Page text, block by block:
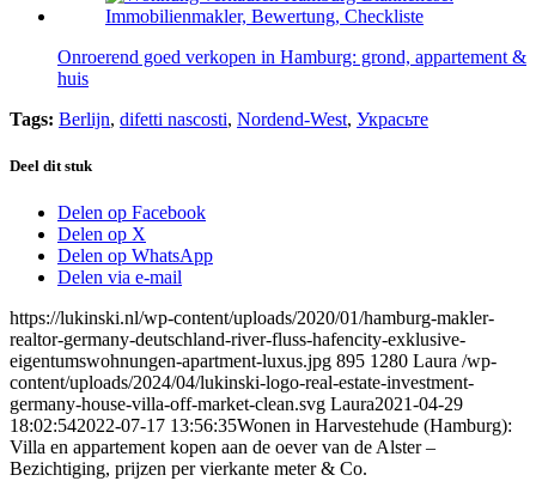
Onroerend goed verkopen in Hamburg: grond, appartement &
huis
Tags: Berlijn, difetti nascosti, Nordend-West, Украсьте
Deel dit stuk
Delen op Facebook
Delen op X
Delen op WhatsApp
Delen via e-mail
https://lukinski.nl/wp-content/uploads/2020/01/hamburg-makler-
realtor-germany-deutschland-river-fluss-hafencity-exklusive-
eigentumswohnungen-apartment-luxus.jpg 895 1280 Laura /wp-
content/uploads/2024/04/lukinski-logo-real-estate-investment-
germany-house-villa-off-market-clean.svg Laura2021-04-29
18:02:542022-07-17 13:56:35Wonen in Harvestehude (Hamburg):
Villa en appartement kopen aan de oever van de Alster –
Bezichtiging, prijzen per vierkante meter & Co.